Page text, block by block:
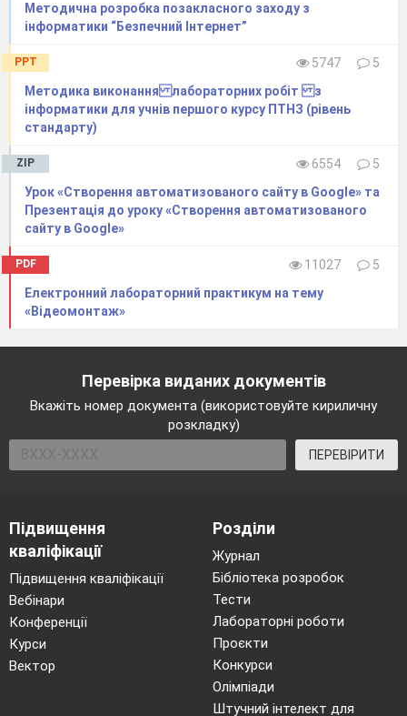
(Слайд 12)
(Слайд 14)
Корисне моделювання
. Перевірка набутих знань та
навичок
інформаційними і ...
3.Як по іншому називається метод
імітаційного моделювання?
4.
Яка модель допомагає зрозуміти, чому
відбуваються ті чи інші явища?
Один із способів побудови моделей?
Методична розробка позакласного заходу з
інформатики “Безпечний Інтернет”
PPT 5747
5
Методика виконання лабораторних робіт з
інформатики для учнів першого курсу ПТНЗ (рівень
стандарту)
ZIP 6554
5
Урок «Створення автоматизованого сайту в Google» та
Презентація до уроку «Створення автоматизованого
сайту в Google»
PDF 11027
5
Електронний лабораторний практикум на тему
«Відеомонтаж»
Перевірка виданих документів
Вкажіть номер документа (використовуйте кириличну
розкладку)
ПЕРЕВІРИТИ
Підвищення
кваліфікації
Підвищення кваліфікації
Вебінари
Конференції
Курси
Вектор
Розділи
Журнал
Бібліотека розробок
Тести
Лабораторні роботи
Проєкти
Конкурси
Олімпіади
Штучний інтелект для